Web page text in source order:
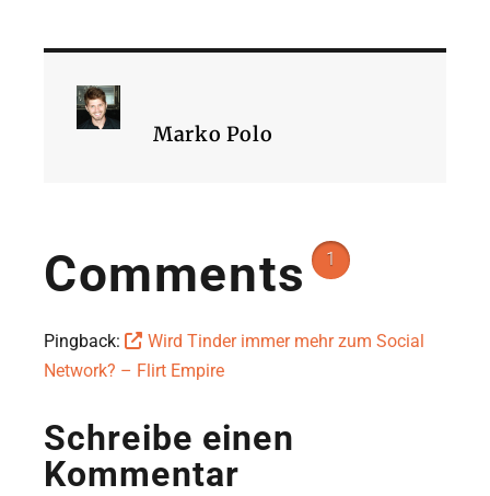
Marko Polo
Comments 1
Pingback:
Wird Tinder immer mehr zum Social
Network? – Flirt Empire
Schreibe einen
Kommentar